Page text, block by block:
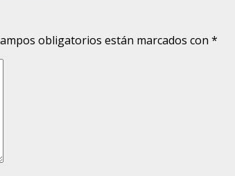
obligatorios están marcados con *